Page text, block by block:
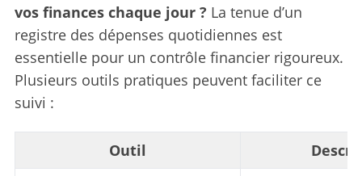
vos finances chaque jour ? La tenue d’un
registre des dépenses quotidiennes est
essentielle pour un contrôle financier rigoureux.
Plusieurs outils pratiques peuvent faciliter ce
suivi :
Outil